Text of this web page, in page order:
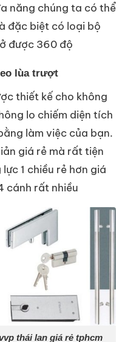
năng chúng ta có thể
đặc biệt có loại bộ
được 360 độ
lùa trượt
thiết kế cho không
lo chiếm diện tích
làm việc của bạn.
giá rẻ mà rất tiện
1 chiều rẻ hơn giá
cánh rất nhiều
thái lan giá rẻ tphcm